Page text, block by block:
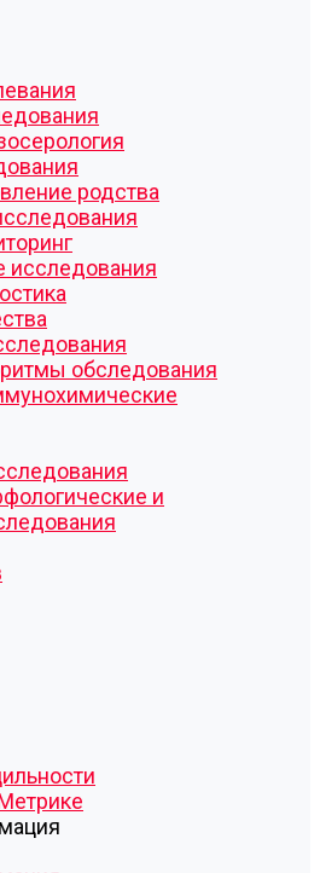
родства
исследования
обследования
и